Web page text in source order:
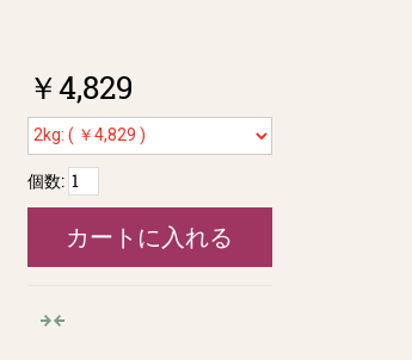
￥4,829
個数:
カートに入れる